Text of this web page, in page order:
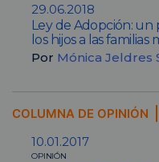
29.06.2018
Ley de Adopción:
los hijos a las familias
Por Mónica Jeldres
COLUMNA DE OPINIÓN
10.01.2017
OPINIÓN